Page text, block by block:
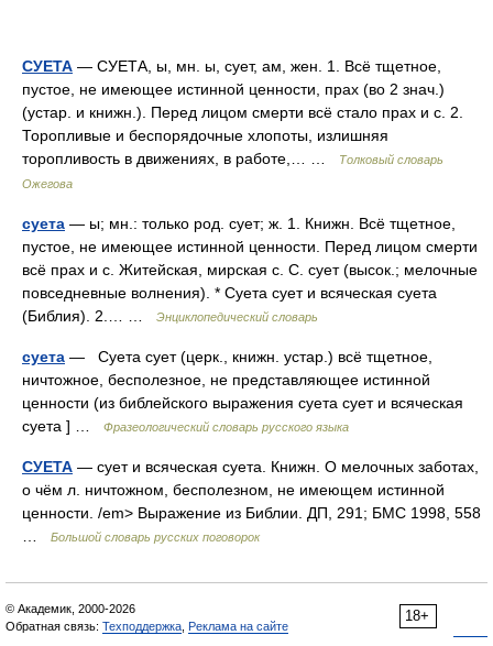
СУЕТА — СУЕТА, ы, мн. ы, сует, ам, жен. 1. Всё тщетное,
пустое, не имеющее истинной ценности, прах (во 2 знач.)
(устар. и книжн.). Перед лицом смерти всё стало прах и с. 2.
Торопливые и беспорядочные хлопоты, излишняя
торопливость в движениях, в работе,… …
Толковый словарь
Ожегова
суета — ы; мн.: только род. сует; ж. 1. Книжн. Всё тщетное,
пустое, не имеющее истинной ценности. Перед лицом смерти
всё прах и с. Житейская, мирская с. С. сует (высок.; мелочные
повседневные волнения). * Суета сует и всяческая суета
(Библия). 2.… …
Энциклопедический словарь
суета — Суета сует (церк., книжн. устар.) всё тщетное,
ничтожное, бесполезное, не представляющее истинной
ценности (из библейского выражения суета сует и всяческая
суета ] …
Фразеологический словарь русского языка
СУЕТА — сует и всяческая суета. Книжн. О мелочных заботах,
о чём л. ничтожном, бесполезном, не имеющем истинной
ценности. /em> Выражение из Библии. ДП, 291; БМС 1998, 558
Большой словарь русских поговорок
18+
© Академик, 2000-2026
Обратная связь: Техподдержка Реклама на сайте